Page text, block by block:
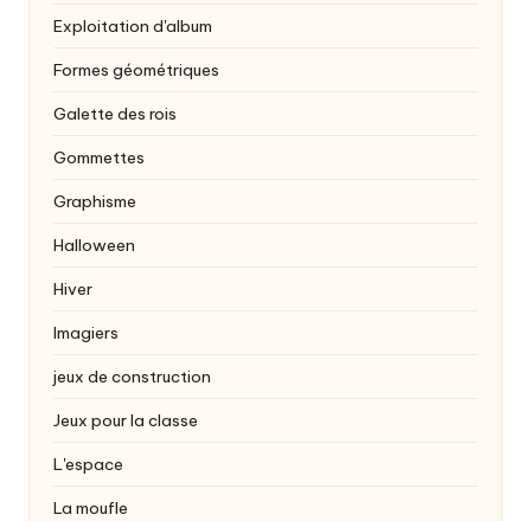
Exploitation d'album
Formes géométriques
Galette des rois
Gommettes
Graphisme
Halloween
Hiver
Imagiers
jeux de construction
Jeux pour la classe
L'espace
La moufle